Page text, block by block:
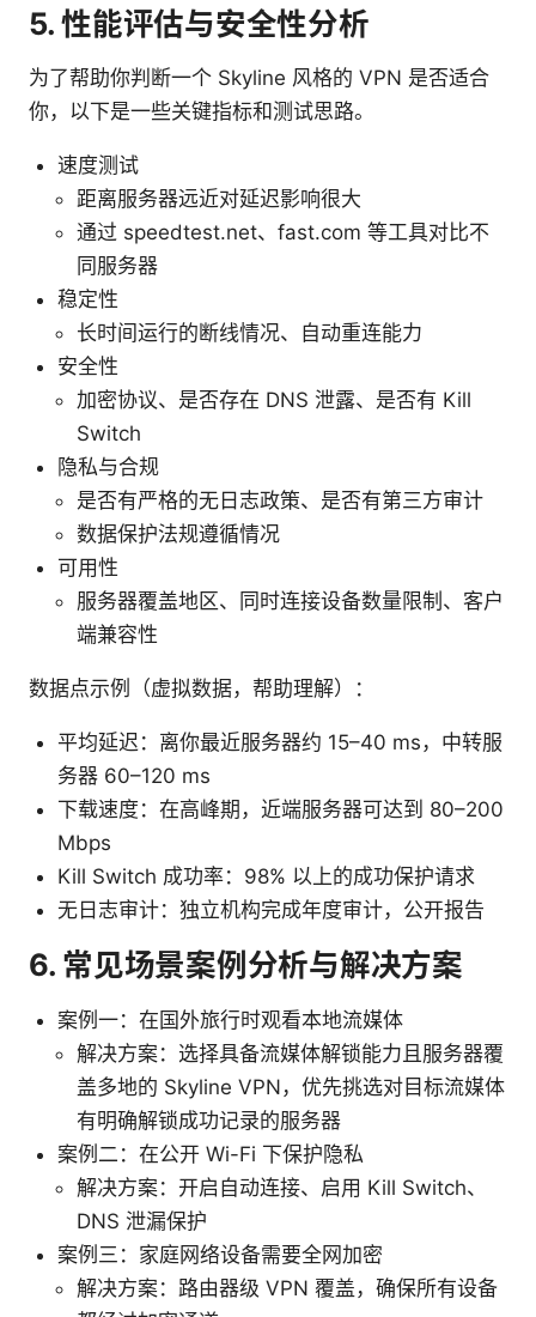
5. 性能评估与安全性分析
为了帮助你判断一个 Skyline 风格的 VPN 是否适合
你，以下是一些关键指标和测试思路。
速度测试
距离服务器远近对延迟影响很大
通过 speedtest.net、fast.com 等工具对比不
同服务器
稳定性
长时间运行的断线情况、自动重连能力
安全性
加密协议、是否存在 DNS 泄露、是否有 Kill
Switch
隐私与合规
是否有严格的无日志政策、是否有第三方审计
数据保护法规遵循情况
可用性
服务器覆盖地区、同时连接设备数量限制、客户
端兼容性
数据点示例（虚拟数据，帮助理解）：
平均延迟：离你最近服务器约 15–40 ms，中转服
务器 60–120 ms
下载速度：在高峰期，近端服务器可达到 80–200
Mbps
Kill Switch 成功率：98% 以上的成功保护请求
无日志审计：独立机构完成年度审计，公开报告
6. 常见场景案例分析与解决方案
案例一：在国外旅行时观看本地流媒体
解决方案：选择具备流媒体解锁能力且服务器覆
盖多地的 Skyline VPN，优先挑选对目标流媒体
有明确解锁成功记录的服务器
案例二：在公开 Wi-Fi 下保护隐私
解决方案：开启自动连接、启用 Kill Switch、
DNS 泄漏保护
案例三：家庭网络设备需要全网加密
解决方案：路由器级 VPN 覆盖，确保所有设备